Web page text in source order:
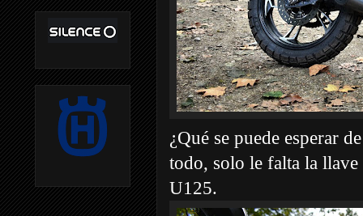
¿Qué se puede esperar
todo, solo le falta la llave
U125.